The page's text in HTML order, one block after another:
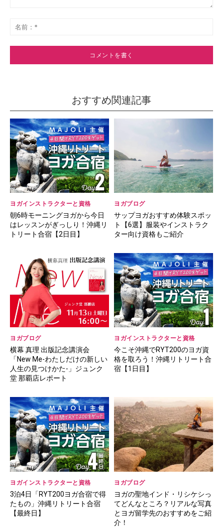
ト：
*
おすすめ関連記事
ヨガインストラクターと資格
朝6時モーニングヨガから今日
はレッスンがぎっしり！沖縄リ
トリート合宿【2日目】
ヨガブログ
サップヨガおすすめ体験スポッ
ト【6選】服装やインストラク
ター向け資格もご紹介
ヨガブログ
横幕 真理 出版記念講演会
「New Me-わたしだけの新しい
人生の見つけかた-」ジュンク
堂 那覇店レポート
ヨガインストラクターと資格
今こそ沖縄でRYT200のヨガ資
格を取ろう！沖縄リトリート合
宿【1日目】
ヨガインストラクターと資格
3泊4日「RYT200ヨガ合宿で得
たもの」沖縄リトリート合宿
【最終日】
ヨガブログ
ヨガの聖地インド・リシケシっ
てどんなところ？リアルな写真
とヨガ留学先のおすすめをご紹
介！